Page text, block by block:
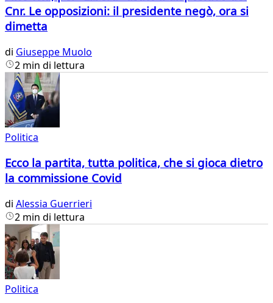
Cnr. Le opposizioni: il presidente negò, ora si
dimetta
di Giuseppe Muolo
2 min di lettura
Politica
Ecco la partita, tutta politica, che si gioca dietro
la commissione Covid
di Alessia Guerrieri
2 min di lettura
Politica